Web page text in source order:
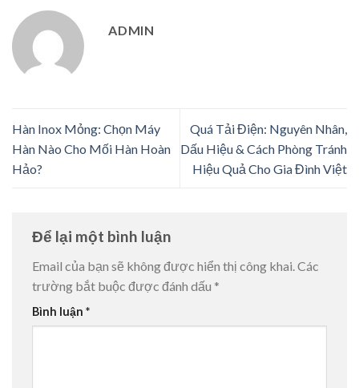
ADMIN
Hàn Inox Mỏng: Chọn Máy
Hàn Nào Cho Mối Hàn Hoàn
Hảo?
Quá Tải Điện: Nguyên Nhân,
Dấu Hiệu & Cách Phòng Tránh
Hiệu Quả Cho Gia Đình Việt
Để lại một bình luận
Email của bạn sẽ không được hiển thị công khai.Các
trường bắt buộc được đánh dấu *
Bình luận *